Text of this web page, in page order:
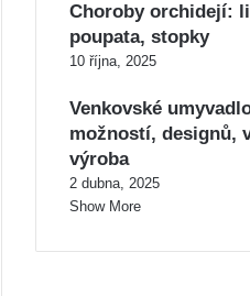
Choroby orchidejí:
poupata, stopky
10 října, 2025
Venkovské
možností, designů,
výroba
2 dubna, 2025
Show More